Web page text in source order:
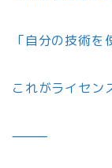
「自分の技術を
これがライセン
⸻